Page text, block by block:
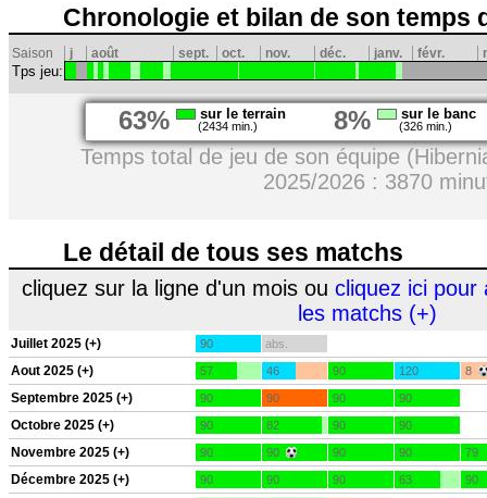
Chronologie et bilan de son temps
Saison j août sept. oct. nov. déc. janv. févr.
Tps jeu:
63% sur le terrain
(2434 min.) 8% sur le banc
(326 min.)
Temps total de jeu de son équipe
2025/2026 : 3870
Le détail de tous ses matchs
cliquez sur la ligne d'un mois ou cliquez ici pour
les matchs (+)
Juillet 2025 (+) 90 abs.
Aout 2025 (+) 57 46 90 120 8
Septembre 2025 (+) 90 90 90 90
Octobre 2025 (+) 90 82 90 90
Novembre 2025 (+) 90 90 90 90 79
Décembre 2025 (+) 90 90 90 63 90